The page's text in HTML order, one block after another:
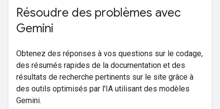
Résoudre des problèmes avec
Gemini
Obtenez des réponses à vos questions sur le codage,
des résumés rapides de la documentation et des
résultats de recherche pertinents sur le site grâce à
des outils optimisés par l'IA utilisant des modèles
Gemini.